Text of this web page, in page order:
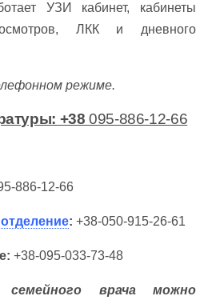
УЗИ кабинет, кабинеты
осмотров, ЛКК и дневного
режиме.
+38095-886-12-66
886-12-66
: +38-050-915-26-61
+38-095-033-73-48
семейного врача можно